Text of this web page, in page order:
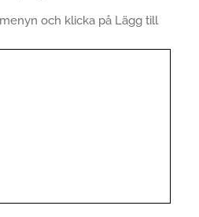
och klicka på Lägg till